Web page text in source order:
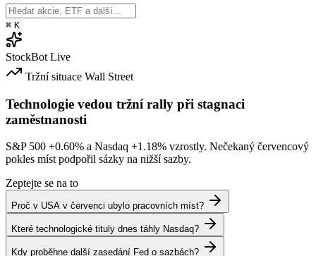
⌘ K
StockBot Live
Tržní situace Wall Street
Technologie vedou tržní rally při stagnaci
zaměstnanosti
S&P 500 +0.60% a Nasdaq +1.18% vzrostly. Nečekaný červencový
pokles míst podpořil sázky na nižší sazby.
Zeptejte se na to
Proč v USA v červenci ubylo pracovních míst?
Které technologické tituly dnes táhly Nasdaq?
Kdy proběhne další zasedání Fed o sazbách?